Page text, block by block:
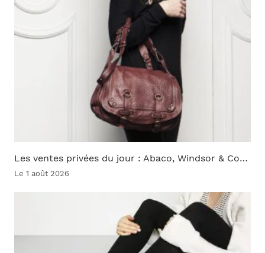
Les ventes privées du jour : Abaco, Windsor & Co…
Le 1 août 2026